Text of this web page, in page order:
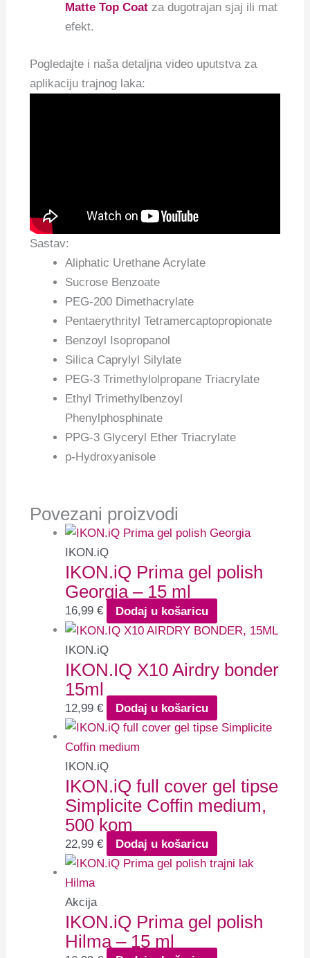
Matte Top Coat za dugotrajan sjaj ili mat
efekt.
Pogledajte i naša detaljna video uputstva za
aplikaciju trajnog laka:
Sastav:
Aliphatic Urethane Acrylate
Sucrose Benzoate
PEG-200 Dimethacrylate
Pentaerythrityl Tetramercaptopropionate
Benzoyl Isopropanol
Silica Caprylyl Silylate
PEG-3 Trimethylolpropane Triacrylate
Ethyl Trimethylbenzoyl
Phenylphosphinate
PPG-3 Glyceryl Ether Triacrylate
p-Hydroxyanisole
Povezani proizvodi
IKON.iQ
IKON.iQ Prima gel polish
Georgia – 15 ml
16,99€ Dodaj u košaricu
IKON.iQ
IKON.IQ X10 Airdry bonder
15ml
12,99€ Dodaj u košaricu
IKON.iQ
IKON.iQ full cover gel tipse
Simplicite Coffin medium,
500 kom
22,99€ Dodaj u košaricu
Akcija
IKON.iQ Prima gel polish
Hilma – 15 ml